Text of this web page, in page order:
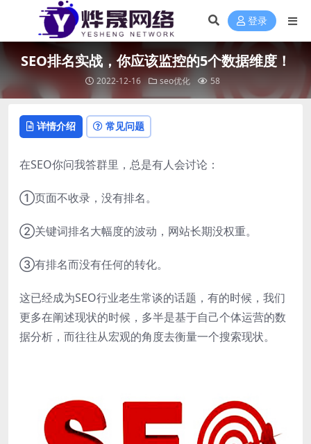
登录
SEO排名实战，你应该监控的5个数据维度！
2022-12-16 seo优化 58
详情介绍 常见问题
在SEO你问我答群里，总是有人会讨论：
①页面不收录，没有排名。
②关键词排名大幅度的波动，网站长期没权重。
③有排名而没有任何的转化。
这已经成为SEO行业老生常谈的话题，有的时候，我们
更多在阐述现状的时候，多半是基于自己个体运营的数
据分析，而往往从宏观的角度去衡量一个搜索现状。